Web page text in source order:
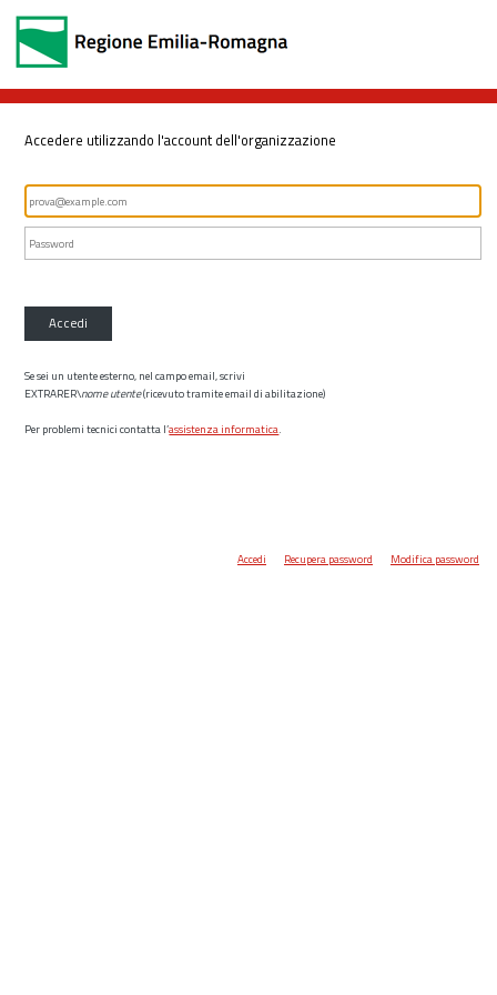
Accedere utilizzando l'account dell'organizzazione
Accedi
Se sei un utente esterno, nel campo email, scrivi
EXTRARER\nome utente(ricevuto tramite email di abilitazione)
Per problemi tecnici contatta l’assistenza informatica.
Accedi Recupera password Modifica password